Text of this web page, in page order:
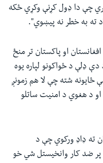
چې دا ډول کړنې وکړي ځکه
ته به خطر نه پیښوي."
او پاکستان تر منځ
ډلې د ځواکونو لپاره یوه
ځایونه شته چې لا هم زمونږ
د هغوي د امنیت ساتلو
ته ډاډ ورکوي چې د
ضد کار وانخیستل شي خو